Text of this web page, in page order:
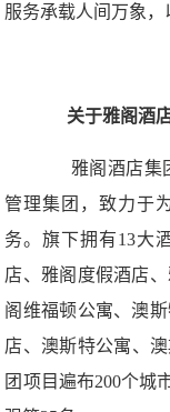
服务承载人间万象，
关于雅阁酒
雅阁酒店集
管理集团，致力于
务。旗下拥有13大
店、雅阁度假酒店
阁维福顿公寓、澳
店、澳斯特公寓、
团项目遍布200个城